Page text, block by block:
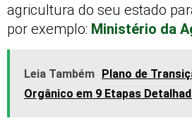
agricultura do seu estado
por exemplo: Ministério da
Leia Também Plano de
Orgânico em 9 Etapas